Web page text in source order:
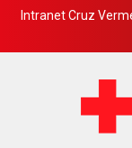
Intranet Cruz